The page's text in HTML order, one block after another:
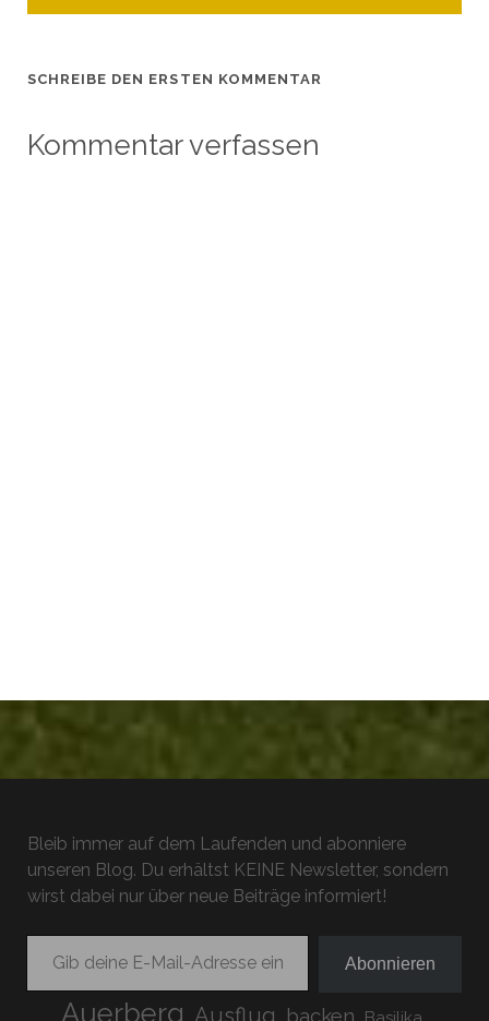
SCHREIBE DEN ERSTEN KOMMENTAR
Kommentar verfassen
Bleib immer auf dem Laufenden und abonniere
unseren Blog. Du erhältst KEINE Newsletter, sondern
wirst dabei nur über neue Beiträge informiert!
Gib deine E-Mail-Adresse ein ...
Abonnieren
Auerberg Ausflug backen Basilika